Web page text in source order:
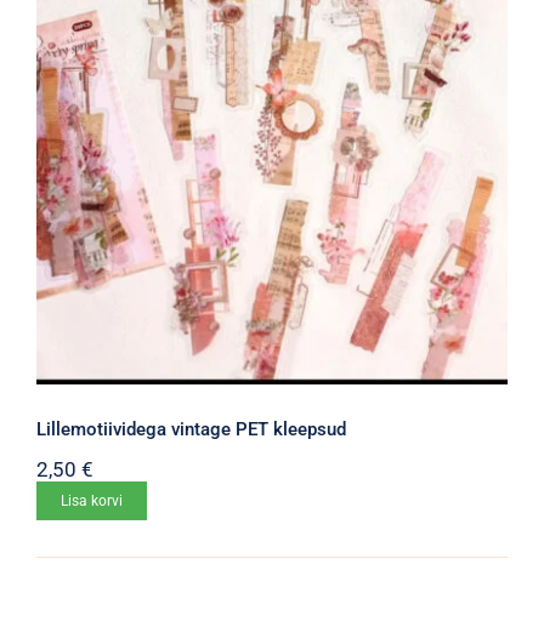
Lillemotiividega vintage PET kleepsud
2,50 €
Lisa korvi